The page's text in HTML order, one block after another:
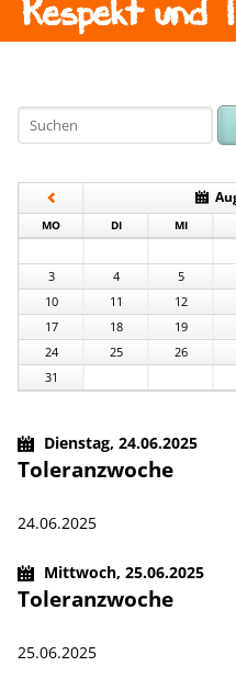
MONTAG DIENSTAG MITTWOCH
3
4 5
10
11 12
17
18 19
24
25 26
31
Dienstag,24.06.2025
Toleranzwoche
24.06.2025
Mittwoch,25.06.2025
Toleranzwoche
25.06.2025